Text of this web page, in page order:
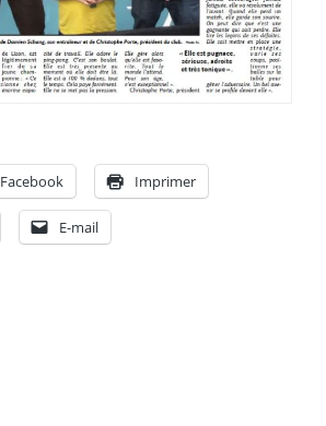
Facebook Imprimer
E-mail